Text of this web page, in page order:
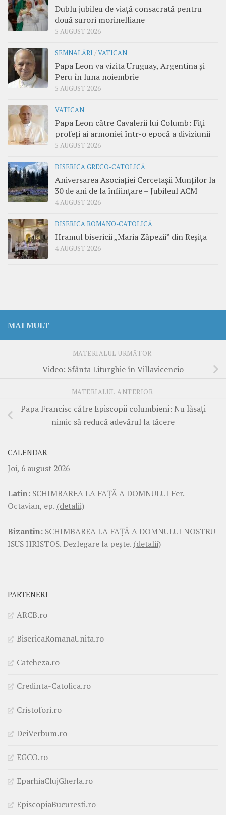
Dublu jubileu de viață consacrată pentru
două surori morinelliane
5 AUGUST 2026
SEMNALĂRI /VATICAN
Papa Leon va vizita Uruguay, Argentina și
Peru în luna noiembrie
5 AUGUST 2026
VATICAN
Papa Leon către Cavalerii lui Columb: Fiți
profeți ai armoniei într-o epocă a diviziunii
5 AUGUST 2026
BISERICA GRECO-CATOLICĂ
Aniversarea Asociației Cercetașii Munților la
30 de ani de la înființare – Jubileul ACM
4 AUGUST 2026
BISERICA ROMANO-CATOLICĂ
Hramul bisericii „Maria Zăpezii” din Reșița
4 AUGUST 2026
MAI MULT
MATERIALUL URMĂTOR
Video: Sfânta Liturghie în Villavicencio
MATERIALUL ANTERIOR
Papa Francisc către Episcopii columbieni: Nu lăsați
nimic să reducă adevărul la tăcere
CALENDAR
Joi, 6 august 2026
Latin: SCHIMBAREA LA FAŢĂ A DOMNULUI Fer.
Octavian, ep. (detalii)
Bizantin: SCHIMBAREA LA FAŢĂ A DOMNULUI NOSTRU
ISUS HRISTOS. Dezlegare la pește. (detalii)
PARTENERI
ARCB.ro
BisericaRomanaUnita.ro
Cateheza.ro
Credinta-Catolica.ro
Cristofori.ro
DeiVerbum.ro
EGCO.ro
EparhiaClujGherla.ro
EpiscopiaBucuresti.ro